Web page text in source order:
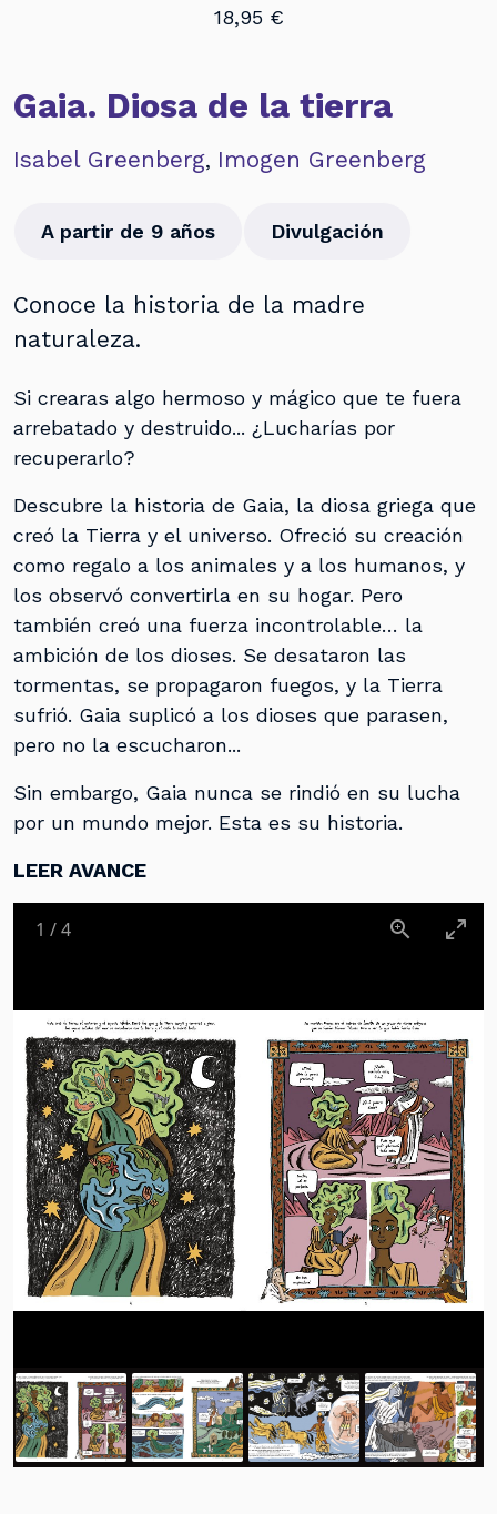
18,95 €
Gaia. Diosa de la tierra
Isabel Greenberg, Imogen Greenberg
A partir de 9 años Divulgación
Conoce la historia de la madre
naturaleza.
Si crearas algo hermoso y mágico que te fuera
arrebatado y destruido... ¿Lucharías por
recuperarlo?
Descubre la historia de Gaia, la diosa griega que
creó la Tierra y el universo. Ofreció su creación
como regalo a los animales y a los humanos, y
los observó convertirla en su hogar. Pero
también creó una fuerza incontrolable… la
ambición de los dioses. Se desataron las
tormentas, se propagaron fuegos, y la Tierra
sufrió. Gaia suplicó a los dioses que parasen,
pero no la escucharon...
Sin embargo, Gaia nunca se rindió en su lucha
por un mundo mejor. Esta es su historia.
LEER AVANCE
1 /4